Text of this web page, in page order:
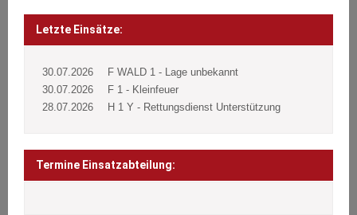
Post
navigation
Beitragsnavigation
Letzte Einsätze:
30.07.2026
F WALD 1 - Lage unbekannt
30.07.2026
F 1 - Kleinfeuer
28.07.2026
H 1 Y - Rettungsdienst Unterstützung
Termine Einsatzabteilung: